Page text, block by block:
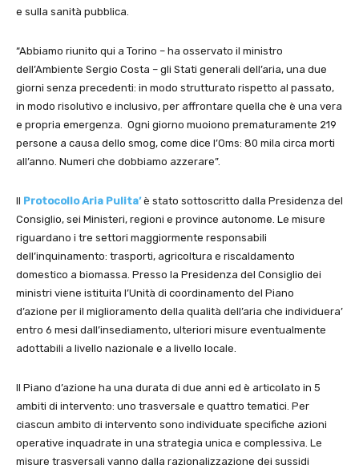
e sulla sanità pubblica.
“Abbiamo riunito qui a Torino – ha osservato il ministro
dell’Ambiente Sergio Costa – gli Stati generali dell’aria, una due
giorni senza precedenti: in modo strutturato rispetto al passato,
in modo risolutivo e inclusivo, per affrontare quella che è una vera
e propria emergenza. Ogni giorno muoiono prematuramente 219
persone a causa dello smog, come dice l’Oms: 80 mila circa morti
all’anno. Numeri che dobbiamo azzerare”.
Il Protocollo Aria Pulita’è stato sottoscritto dalla Presidenza del
Consiglio, sei Ministeri, regioni e province autonome. Le misure
riguardano i tre settori maggiormente responsabili
dell’inquinamento: trasporti, agricoltura e riscaldamento
domestico a biomassa. Presso la Presidenza del Consiglio dei
ministri viene istituita l’Unità di coordinamento del Piano
d’azione per il miglioramento della qualità dell’aria che individuera’
entro 6 mesi dall’insediamento, ulteriori misure eventualmente
adottabili a livello nazionale e a livello locale.
Il Piano d’azione ha una durata di due anni ed è articolato in 5
ambiti di intervento: uno trasversale e quattro tematici. Per
ciascun ambito di intervento sono individuate specifiche azioni
operative inquadrate in una strategia unica e complessiva. Le
misure trasversali vanno dalla razionalizzazione dei sussidi